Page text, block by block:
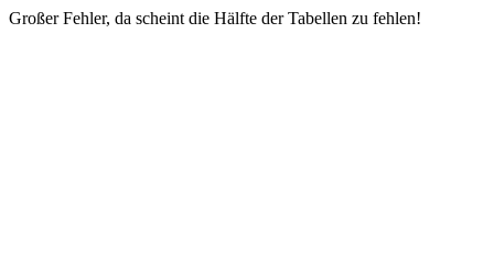
Großer Fehler, da scheint die Hälfte der Tabellen zu fehlen!